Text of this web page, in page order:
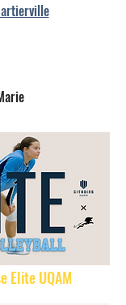
Elite UQAM